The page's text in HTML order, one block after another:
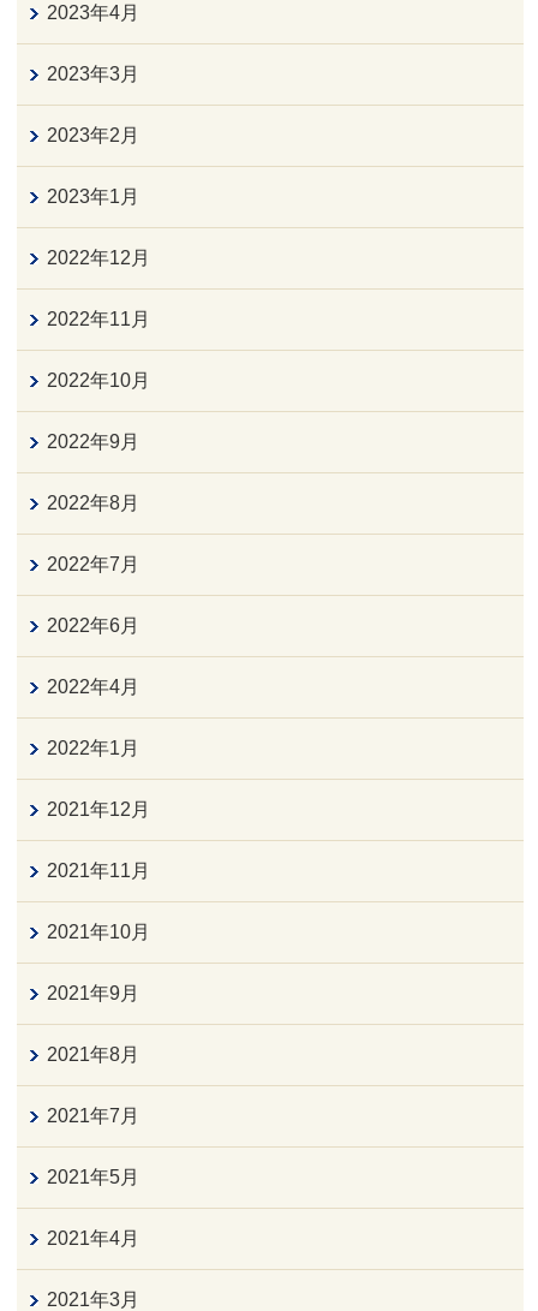
2023年4月
2023年3月
2023年2月
2023年1月
2022年12月
2022年11月
2022年10月
2022年9月
2022年8月
2022年7月
2022年6月
2022年4月
2022年1月
2021年12月
2021年11月
2021年10月
2021年9月
2021年8月
2021年7月
2021年5月
2021年4月
2021年3月